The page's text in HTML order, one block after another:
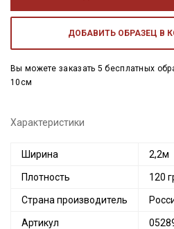
ДОБАВИТЬ ОБРАЗЕЦ В
Вы можете заказать 5 бесплатных
10см
Характеристики
Ширина 2,2м
Плотность 120
Страна производитель
Артикул